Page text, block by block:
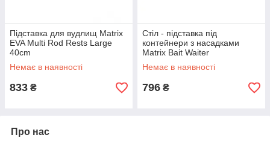
Підставка для вудлищ Matrix
EVA Multi Rod Rests Large
40cm
Немає в наявності
833 ₴
Стіл - підставка під
контейнери з насадками
Matrix Bait Waiter
Немає в наявності
796 ₴
Про нас